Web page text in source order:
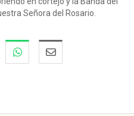
Señora del Rosario.